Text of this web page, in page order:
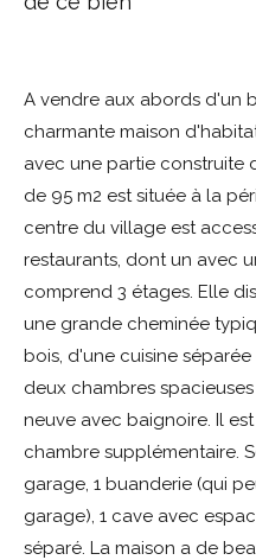
A vendre aux abords d'un
charmante maison
avec une partie construite
de 95 m2 est située à la
centre du village est
restaurants, dont un avec
comprend 3 étages. Elle
une grande cheminée
bois, d'une cuisine
deux chambres
neuve avec baignoire. Il
chambre supplémentaire.
garage, 1 buanderie (qui
garage), 1 cave avec
séparé. La maison a de